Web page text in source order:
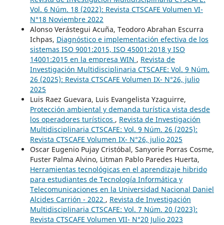
Vol. 6 Núm. 18 (2022): Revista CTSCAFE Volumen VI-
N°18 Noviembre 2022
Alonso Verástegui Acuña, Teodoro Abrahan Escurra
Ichpas, Diagnóstico e implementación efectiva de los
sistemas ISO 9001:2015, ISO 45001:2018 y ISO
14001:2015 en la empresa WIN , Revista de
Investigación Multidisciplinaria CTSCAFE: Vol. 9 Núm.
26 (2025): Revista CTSCAFE Volumen IX- N°26, julio
2025
Luis Raez Guevara, Luis Evangelista Yzaguirre,
Protección ambiental y demanda turística vista desde
los operadores turísticos , Revista de Investigación
Multidisciplinaria CTSCAFE: Vol. 9 Núm. 26 (2025):
Revista CTSCAFE Volumen IX- N°26, julio 2025
Oscar Eugenio Pujay Cristóbal, Sanyorie Porras Cosme,
Fuster Palma Alvino, Litman Pablo Paredes Huerta,
Herramientas tecnológicas en el aprendizaje hibrido
para estudiantes de Tecnología Informática y
Telecomunicaciones en la Universidad Nacional Daniel
Alcides Carrión - 2022 , Revista de Investigación
Multidisciplinaria CTSCAFE: Vol. 7 Núm. 20 (2023):
Revista CTSCAFE Volumen VII- N°20 Julio 2023